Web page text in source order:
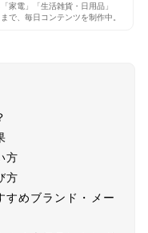
家電」「生活雑貨・日用品」
で、毎日コンテンツを制作中。
方
方
すめブランド・メー